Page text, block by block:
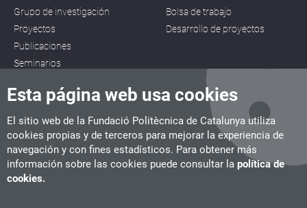
Esta página web usa cookies
El sitio web de la Fundació Politècnica de Catalunya utiliza
cookies propias y de terceros para mejorar la experiencia de
navegación y con fines estadísticos. Para obtener más
información sobre las cookies puede consultar la política de
cookies.
Grupo de investigación
Proyectos
Publicaciones
Seminarios
Bolsa de trabajo
Desarrollo de proyectos
CITM
C/ de la Igualtat, 33, 08222 Terrassa